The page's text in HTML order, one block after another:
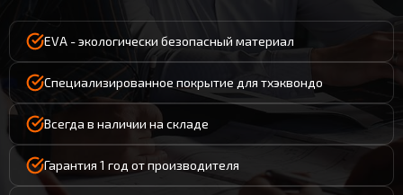
EVA - экологически безопасный материал
Специализированное покрытие для тхэквондо
Всегда в наличии на складе
Гарантия 1 год от производителя